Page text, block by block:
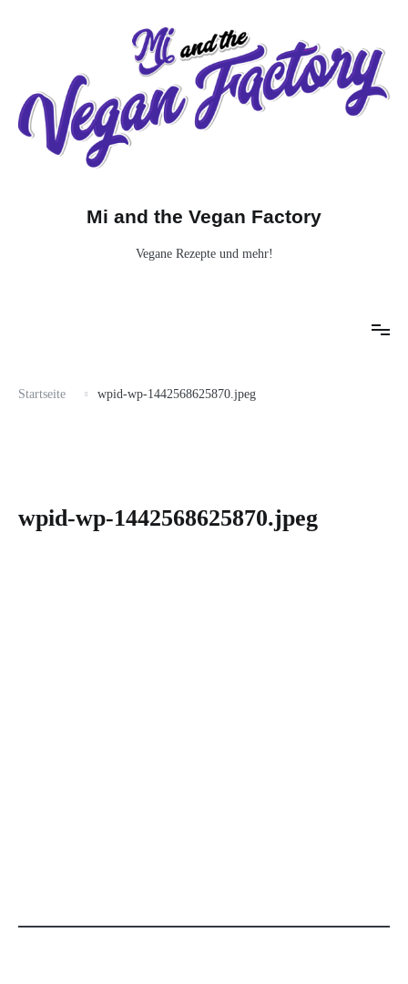
Mi and the Vegan Factory
Vegane Rezepte und mehr!
Startseite wpid-wp-1442568625870.jpeg
wpid-wp-1442568625870.jpeg